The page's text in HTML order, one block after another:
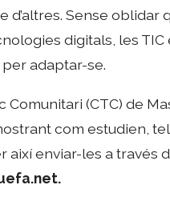
Sense oblidar
digitals, les
adaptar-se.
Comunitari (CTC) de
com estudien,
enviar-les a través